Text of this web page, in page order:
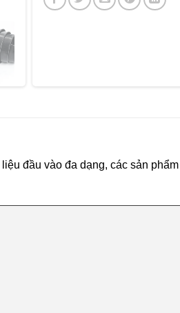
đầu vào đa dạng, các sản